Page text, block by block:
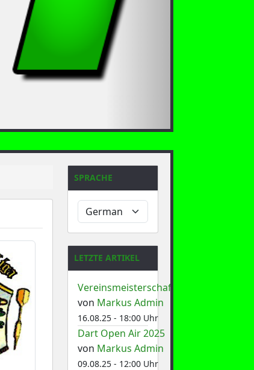
SPRACHE
LETZTE ARTIKEL
Vereinsmeisterschaft
von Markus Admin
16.08.25 - 18:00 Uhr
Dart Open Air 2025
von Markus Admin
09.08.25 - 12:00 Uhr